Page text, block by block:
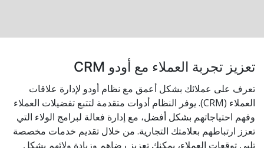
تعزيز تجربة العملاء مع أودو CRM
تعرف على عملائك بشكل أعمق مع نظام أودو لإدارة علاقات
العملاء (CRM). يوفر النظام أدوات متقدمة لتتبع تفضيلات العملاء
وفهم احتياجاتهم بشكل أفضل، مع إدارة فعالة لبرامج الولاء التي
تعزز ارتباطهم بعلامتك التجارية. من خلال تقديم خدمات مخصصة
تلبي توقعات العملاء، يمكنك تعزيز رضاهم وزيادة ولائهم بشكل